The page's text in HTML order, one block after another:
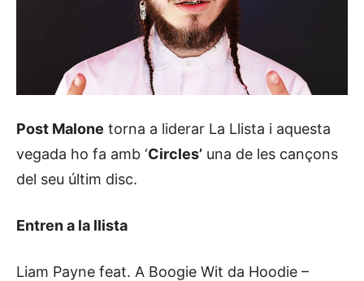
Post Malone torna a liderar La Llista i aquesta
vegada ho fa amb ‘Circles’ una de les cançons
del seu últim disc.
Entren a la llista
Liam Payne feat. A Boogie Wit da Hoodie –